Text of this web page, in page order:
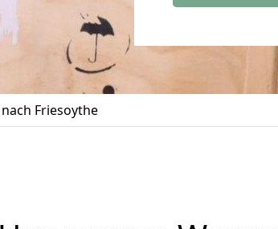
Friesoythe